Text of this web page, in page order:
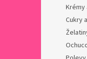
Krémy
Cukry